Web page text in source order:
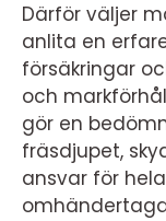
Därför väljer
anlita en
försäkringar
och
gör en
fräsdjupet,
ansvar för